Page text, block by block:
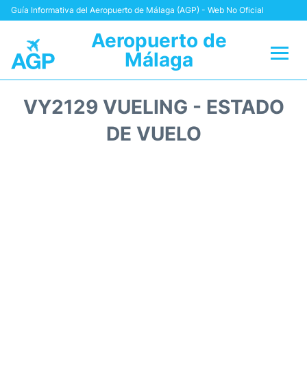
Guía Informativa del Aeropuerto de Málaga (AGP) - Web No Oficial
Aeropuerto de
Málaga
VY2129 VUELING - ESTADO
DE VUELO